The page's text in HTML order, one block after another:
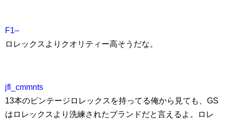
F1–
ロレックスよりクオリティー高そうだな。
jfl_cmmnts
13本のビンテージロレックスを持ってる俺から見ても、GS
はロレックスより洗練されたブランドだと言えるよ。ロレ